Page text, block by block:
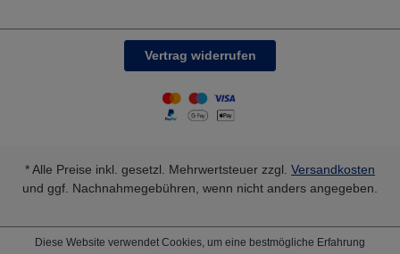
Vertrag widerrufen
* Alle Preise inkl. gesetzl. Mehrwertsteuer zzgl. Versandkosten
und ggf. Nachnahmegebühren, wenn nicht anders angegeben.
Diese Website verwendet Cookies, um eine bestmögliche Erfahrung